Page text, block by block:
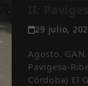
29 julio,
Agosto.
Pavigesa-
Córdoba) El